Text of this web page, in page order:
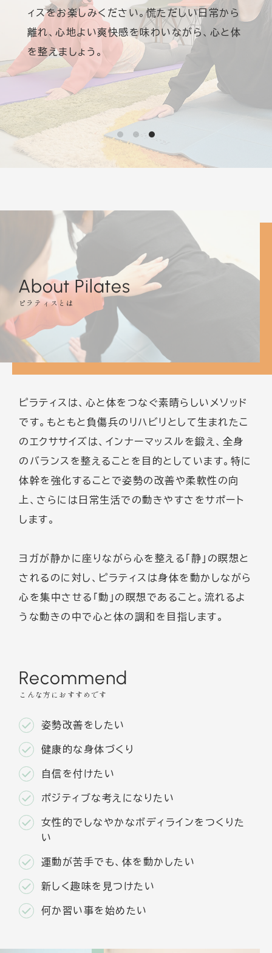
ィスをお楽しみください。慌ただしい日常から
離れ、心地よい爽快感を味わいながら、心と体
を整えましょう。
About Pilates
ピラティスは、心と体をつなぐ素晴らしいメソッド
です。もともと負傷兵のリハビリとして生まれたこ
のエクササイズは、インナーマッスルを鍛え、全身
のバランスを整えることを目的としています。特に
体幹を強化することで姿勢の改善や柔軟性の向
上、さらには日常生活での動きやすさをサポート
します。
ヨガが静かに座りながら心を整える「静」の瞑想と
されるのに対し、ピラティスは身体を動かしながら
心を集中させる「動」の瞑想であること。流れるよ
うな動きの中で心と体の調和を目指します。
Recommend
姿勢改善をしたい
健康的な身体づくり
自信を付けたい
ポジティブな考えになりたい
女性的でしなやかなボディラインをつくりた
い
運動が苦手でも、体を動かしたい
新しく趣味を見つけたい
何か習い事を始めたい